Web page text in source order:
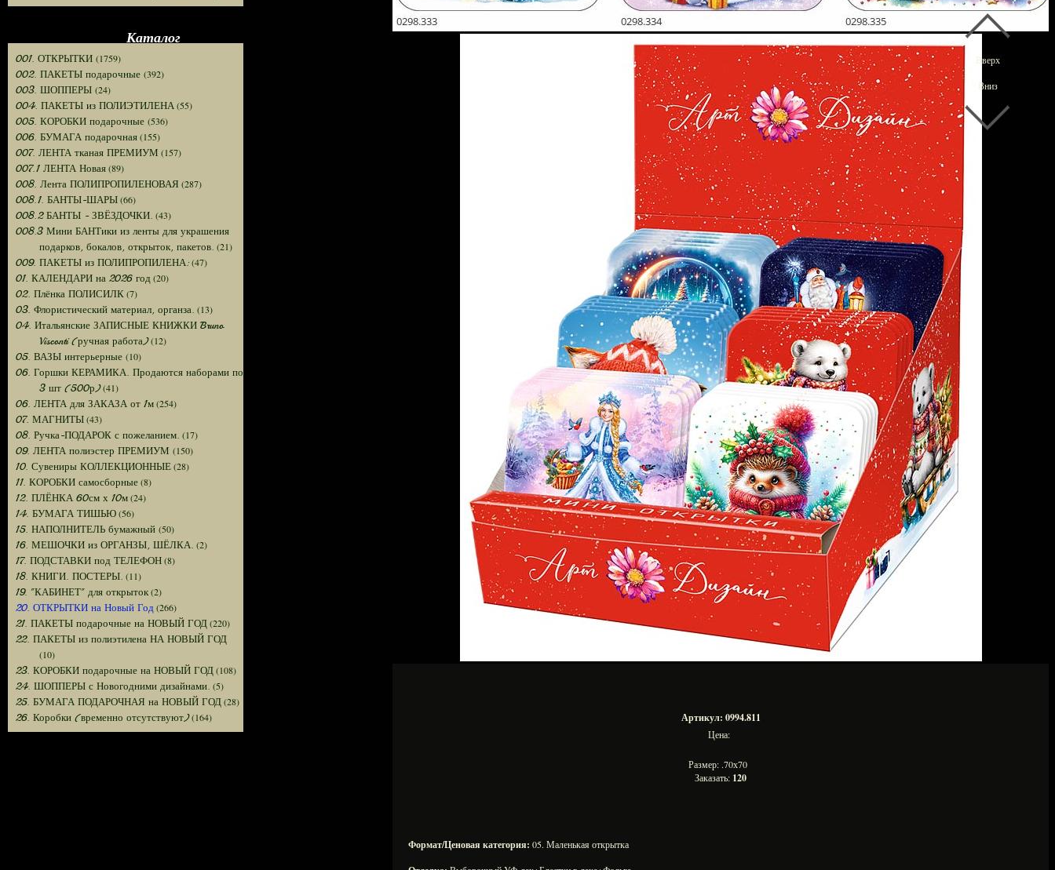
Вверх
Вниз
Каталог
001. ОТКРЫТКИ (1759)
002. ПАКЕТЫ подарочные (392)
003. ШОППЕРЫ (24)
004. ПАКЕТЫ из ПОЛИЭТИЛЕНА(55)
005. КОРОБКИ подарочные (536)
006. БУМАГА подарочная(155)
007. ЛЕНТА тканая ПРЕМИУМ (157)
007.1 ЛЕНТА Новая(89)
008. Лента ПОЛИПРОПИЛЕНОВАЯ (287)
008.1. БАНТЫ-ШАРЫ(66)
008.2 БАНТЫ - ЗВЁЗДОЧКИ. (43)
008.3 Мини БАНТики из ленты для украшения
подарков, бокалов, открыток, пакетов. (21)
009. ПАКЕТЫ из ПОЛИПРОПИЛЕНА:(47)
01. КАЛЕНДАРИ на 2026 год (20)
02. Плёнка ПОЛИСИЛК(7)
03. Флористический материал, органза. (13)
04. Итальянские ЗАПИСНЫЕ КНИЖКИ Bruno
Visconti (ручная работа)(12)
05. ВАЗЫ интерьерные (10)
06. Горшки КЕРАМИКА. Продаются наборами по
3 шт (500р)(41)
06. ЛЕНТА для ЗАКАЗА от 1м(254)
07. МАГНИТЫ(43)
08. Ручка-ПОДАРОК с пожеланием. (17)
09. ЛЕНТА полиэстер ПРЕМИУМ (150)
10. Сувениры КОЛЛЕКЦИОННЫЕ(28)
11. КОРОБКИ самосборные(8)
12. ПЛЁНКА 60см х 10м(24)
14. БУМАГА ТИШЬЮ(56)
15. НАПОЛНИТЕЛЬ бумажный (50)
16. МЕШОЧКИ из ОРГАНЗЫ, ШЁЛКА. (2)
17. ПОДСТАВКИ под ТЕЛЕФОН(8)
18. КНИГИ. ПОСТЕРЫ. (11)
19. "КАБИНЕТ" для открыток(2)
20. ОТКРЫТКИ на Новый Год (266)
21. ПАКЕТЫ подарочные на НОВЫЙ ГОД(220)
22. ПАКЕТЫ из полиэтилена НА НОВЫЙ ГОД
(10)
23. КОРОБКИ подарочные на НОВЫЙ ГОД(108)
24. ШОППЕРЫ с Новогодними дизайнами. (5)
25. БУМАГА ПОДАРОЧНАЯ на НОВЫЙ ГОД(28)
26. Коробки (временно отсутствуют)(164) Артикул: 0994.811
Цена:
Размер: .70х70
Заказать: 120
Формат/Ценовая категория: 05. Маленькая открытка